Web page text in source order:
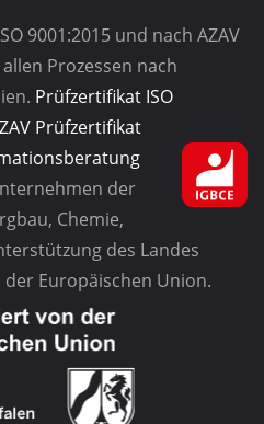
9001:2015 und nach AZAV
Prozessen nach
Prüfzertifikat ISO
Prüfzertifikat
der
Chemie,
des Landes
Europäischen Union.